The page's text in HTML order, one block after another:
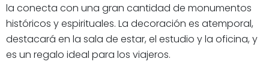
la conecta con una gran cantidad de monumentos
históricos y espirituales. La decoración es atemporal,
destacará en la sala de estar, el estudio y la oficina, y
es un regalo ideal para los viajeros.